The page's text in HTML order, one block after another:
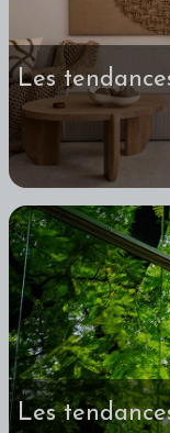
Les
Les